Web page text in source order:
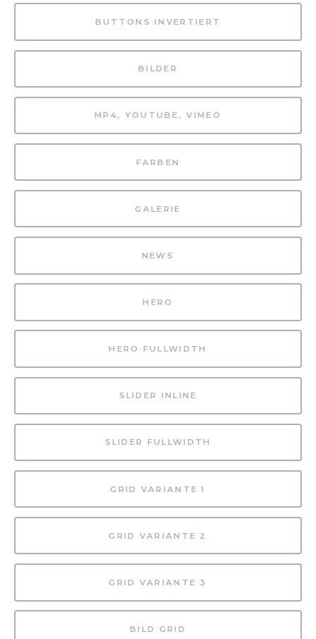
BUTTONS INVERTIERT
BILDER
MP4, YOUTUBE, VIMEO
FARBEN
GALERIE
NEWS
HERO
HERO FULLWIDTH
SLIDER INLINE
SLIDER FULLWIDTH
GRID VARIANTE 1
GRID VARIANTE 2
GRID VARIANTE 3
BILD GRID